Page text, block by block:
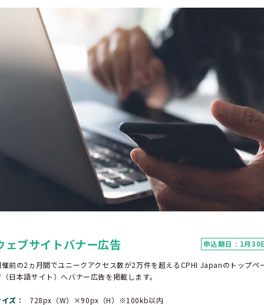
ェブサイトバナー広告 申込期日 : 1月30
前の2ヵ月間でユニークアクセス数が2万件を超えるCPHI Japanのトップペ
日本語サイト）へバナー広告を掲載します。
ズ
728px（W）×90px（H）※100kb以内